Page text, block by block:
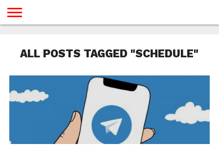
GAMES
DESAIN
ANDROID
IOS
YOUTUBE
INTERNET
WINDOWS
LINUX
MACINTOSH
MESSENGER
BLOGSPOT
WORDPRESS
PEMROGRAMAN
SEO
WEB
SERVER
ALL POSTS TAGGED "SCHEDULE"